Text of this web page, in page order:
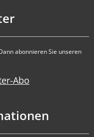
abonnieren Sie unseren
Abo